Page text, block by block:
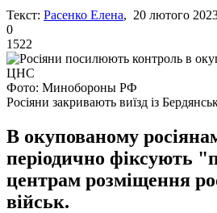
Текст: Расенко Елена, 20 лютого
0
1522
Фото: Минобороны РФ
Росіяни закривають виїзд із
В окупованому
періодично фіксують
центрам розміщення
військ.